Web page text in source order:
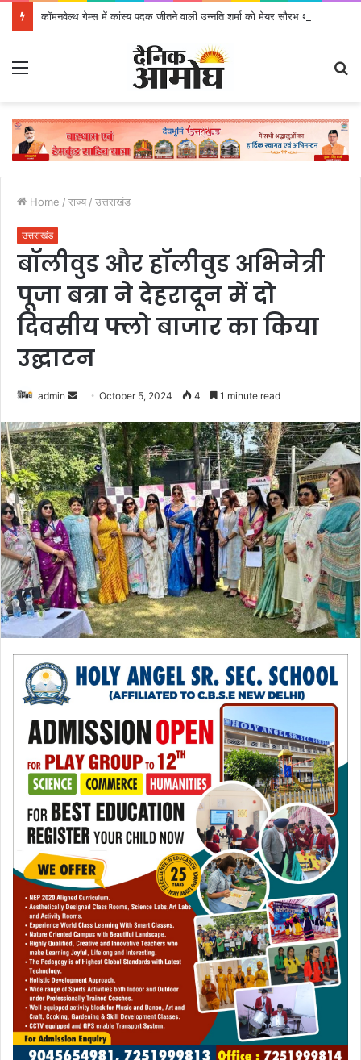
Home / राज्य / उत्तराखंड
उत्तराखंड
बॉलीवुड और हॉलीवुड अभिनेत्री
पूजा बत्रा ने देहरादून में दो
दिवसीय फ्लो बाजार का किया
उद्घाटन
admin
n
d
a
n
e
m
a
i
l
October 5, 2024 4 1 minute read